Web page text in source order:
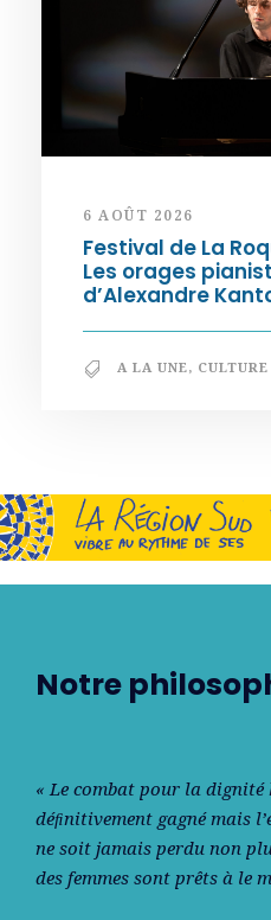
6 AOÛT 2026
Festival de La
Les orages
d’Alexandre
A LA UNE, CULTURE
Notre
« Le combat pour la dignité
déﬁnitivement gagné mais
ne soit jamais perdu non
des femmes sont prêts à le